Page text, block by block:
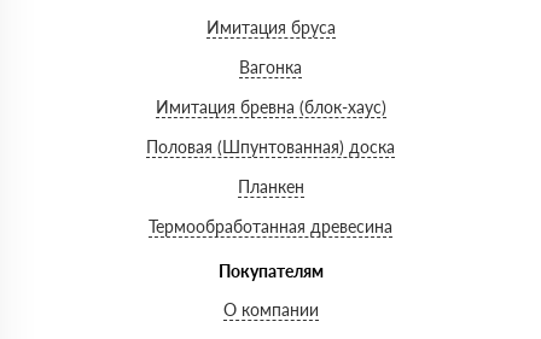
Имитация бруса
Вагонка
Имитация бревна (блок-хаус)
Половая (Шпунтованная) доска
Планкен
Термообработанная древесина
Покупателям
О компании